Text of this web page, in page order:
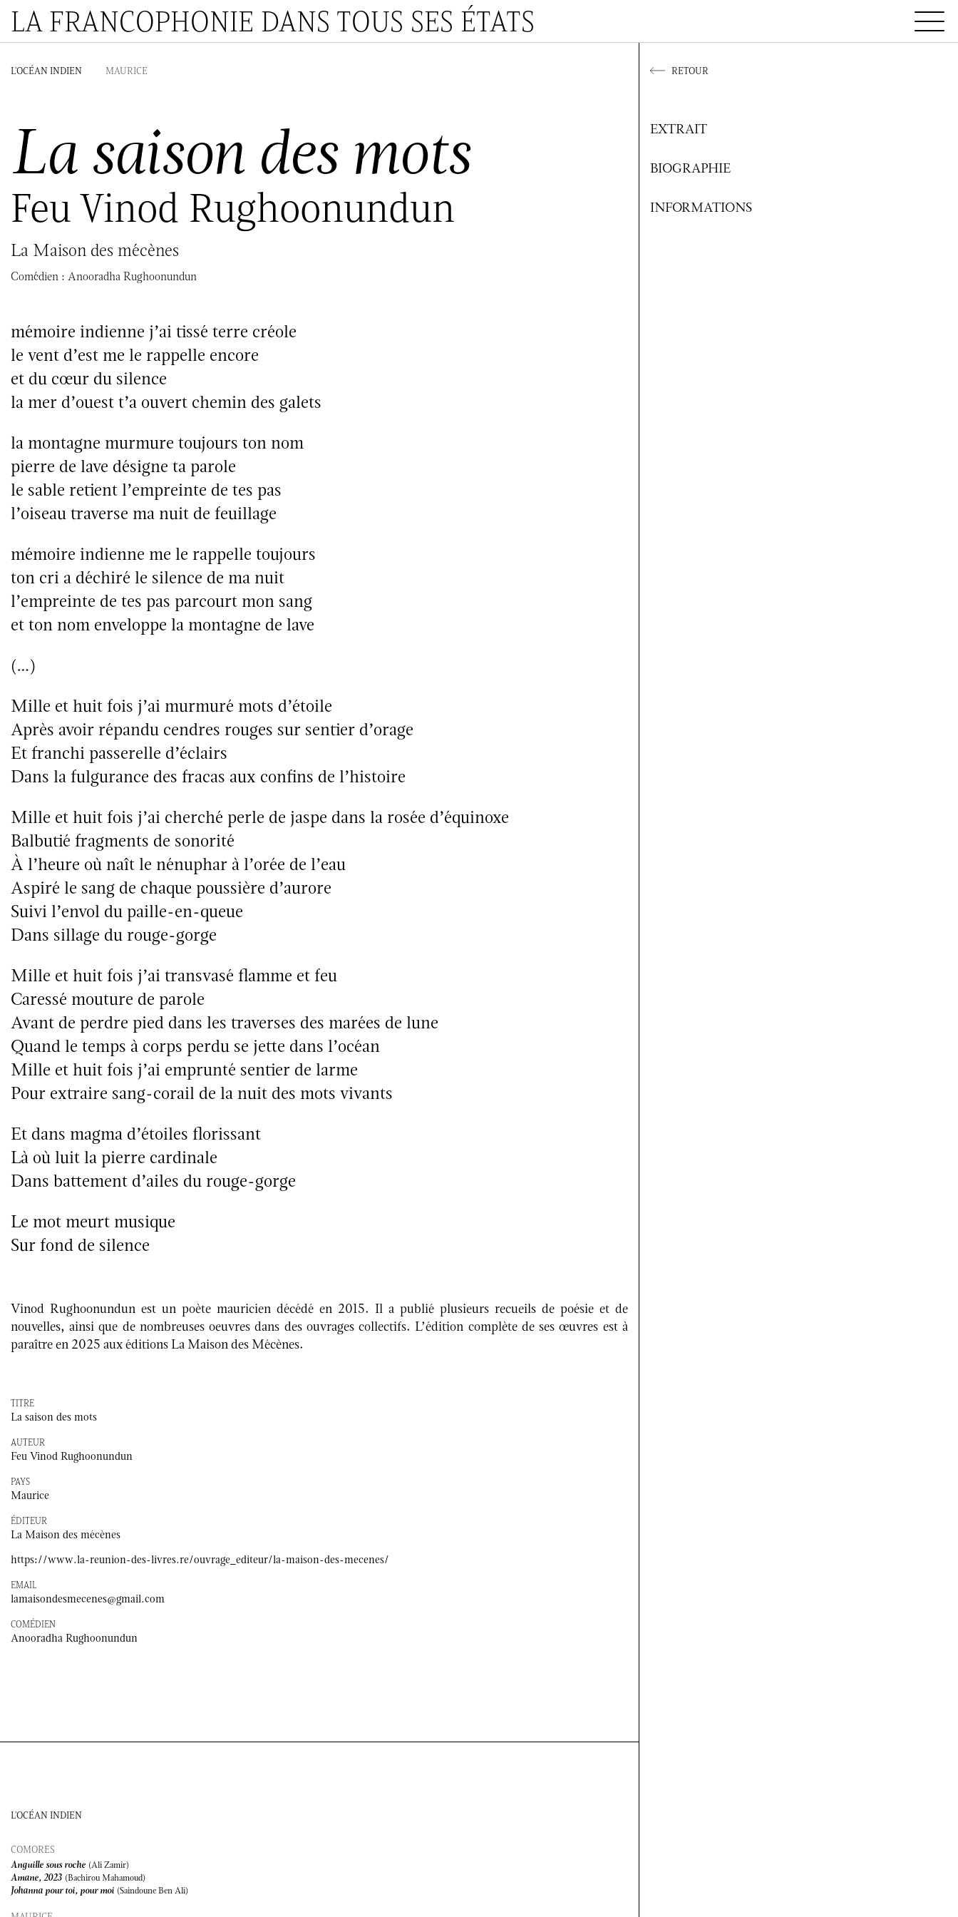
LA FRANCOPHONIE DANS TOUS SES ÉTATS
L'OCÉAN INDIEN MAURICE
La saison des mots
Feu Vinod Rughoonundun
La Maison des mécènes
Comédien : Anooradha Rughoonundun
mémoire indienne j’ai tissé terre créole
le vent d’est me le rappelle encore
et du cœur du silence
la mer d’ouest t’a ouvert chemin des galets
la montagne murmure toujours ton nom
pierre de lave désigne ta parole
le sable retient l’empreinte de tes pas
l’oiseau traverse ma nuit de feuillage
mémoire indienne me le rappelle toujours
ton cri a déchiré le silence de ma nuit
l’empreinte de tes pas parcourt mon sang
et ton nom enveloppe la montagne de lave
(…)
Mille et huit fois j’ai murmuré mots d’étoile
Après avoir répandu cendres rouges sur sentier d’orage
Et franchi passerelle d’éclairs
Dans la fulgurance des fracas aux confins de l’histoire
Mille et huit fois j’ai cherché perle de jaspe dans la rosée d’équinoxe
Balbutié fragments de sonorité
À l’heure où naît le nénuphar à l’orée de l’eau
Aspiré le sang de chaque poussière d’aurore
Suivi l’envol du paille-en-queue
Dans sillage du rouge-gorge
Mille et huit fois j’ai transvasé flamme et feu
Caressé mouture de parole
Avant de perdre pied dans les traverses des marées de lune
Quand le temps à corps perdu se jette dans l’océan
Mille et huit fois j’ai emprunté sentier de larme
Pour extraire sang-corail de la nuit des mots vivants
Et dans magma d’étoiles florissant
Là où luit la pierre cardinale
Dans battement d’ailes du rouge-gorge
Le mot meurt musique
Sur fond de silence
Vinod Rughoonundun est un poète mauricien décédé en 2015. Il a publié plusieurs recueils de poésie et de
nouvelles, ainsi que de nombreuses oeuvres dans des ouvrages collectifs. L’édition complète de ses œuvres est à
paraître en 2025 aux éditions La Maison des Mécènes.
TITRE
La saison des mots
AUTEUR
Feu Vinod Rughoonundun
PAYS
Maurice
ÉDITEUR
La Maison des mécènes
https://www.la-reunion-des-livres.re/ouvrage_editeur/la-maison-des-mecenes/
EMAIL
lamaisondesmecenes@gmail.com
COMÉDIEN
Anooradha Rughoonundun
L'OCÉAN INDIEN
COMORES
Anguille sous roche (Ali Zamir)
Amane, 2023 (Bachirou Mahamoud)
Johanna pour toi, pour moi (Saindoune Ben Ali)
RETOUR
EXTRAIT
BIOGRAPHIE
INFORMATIONS